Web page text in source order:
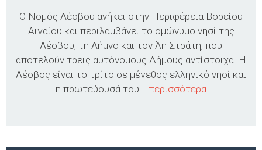
Ο Νομός Λέσβου ανήκει στην Περιφέρεια Βορείου
Αιγαίου και περιλαμβάνει το ομώνυμο νησί της
Λέσβου, τη Λήμνο και τον Άη Στράτη, που
αποτελούν τρεις αυτόνομους Δήμους αντίστοιχα. Η
Λέσβος είναι το τρίτο σε μέγεθος ελληνικό νησί και
η πρωτεύουσά του... περισσότερα